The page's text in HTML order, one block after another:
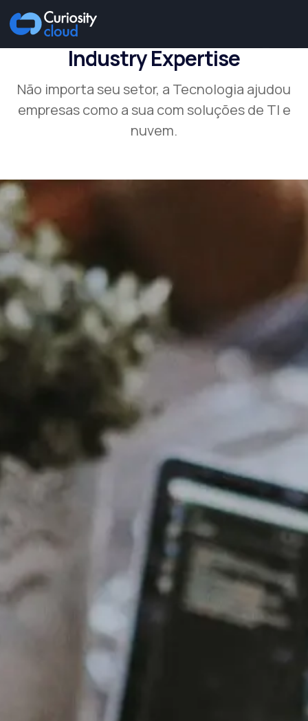
Industry Expertise
Não importa seu setor, a Tecnologia ajudou
empresas como a sua com soluções de TI e
nuvem.